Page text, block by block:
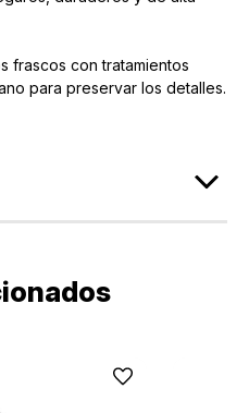
frascos con tratamientos
para preservar los detalles.